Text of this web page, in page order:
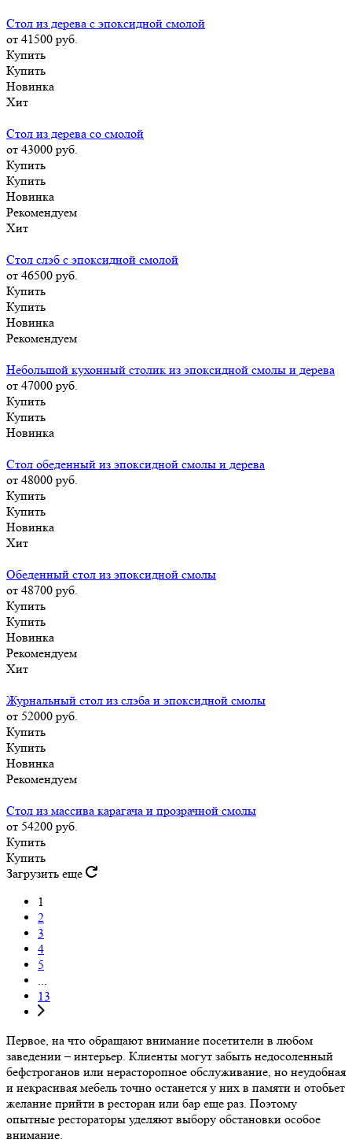
Стол из дерева с эпоксидной смолой
от 41500 руб.
Купить
Купить
Новинка
Хит
Стол из дерева со смолой
от 43000 руб.
Купить
Купить
Новинка
Рекомендуем
Хит
Стол слэб с эпоксидной смолой
от 46500 руб.
Купить
Купить
Новинка
Рекомендуем
Небольшой кухонный столик из эпоксидной смолы и дерева
от 47000 руб.
Купить
Купить
Новинка
Стол обеденный из эпоксидной смолы и дерева
от 48000 руб.
Купить
Купить
Новинка
Хит
Обеденный стол из эпоксидной смолы
от 48700 руб.
Купить
Купить
Новинка
Рекомендуем
Хит
Журнальный стол из слэба и эпоксидной смолы
от 52000 руб.
Купить
Купить
Новинка
Рекомендуем
Стол из массива карагача и прозрачной смолы
от 54200 руб.
Купить
Купить
Загрузить еще
1
2
3
4
5
...
13
Первое, на что обращают внимание посетители в любом
заведении – интерьер. Клиенты могут забыть недосоленный
бефстроганов или нерасторопное обслуживание, но неудобная
и некрасивая мебель точно останется у них в памяти и отобьет
желание прийти в ресторан или бар еще раз. Поэтому
опытные рестораторы уделяют выбору обстановки особое
внимание.